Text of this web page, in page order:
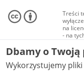
Treści
na
- na
audio i
Dbamy o
Wykorzystujemy